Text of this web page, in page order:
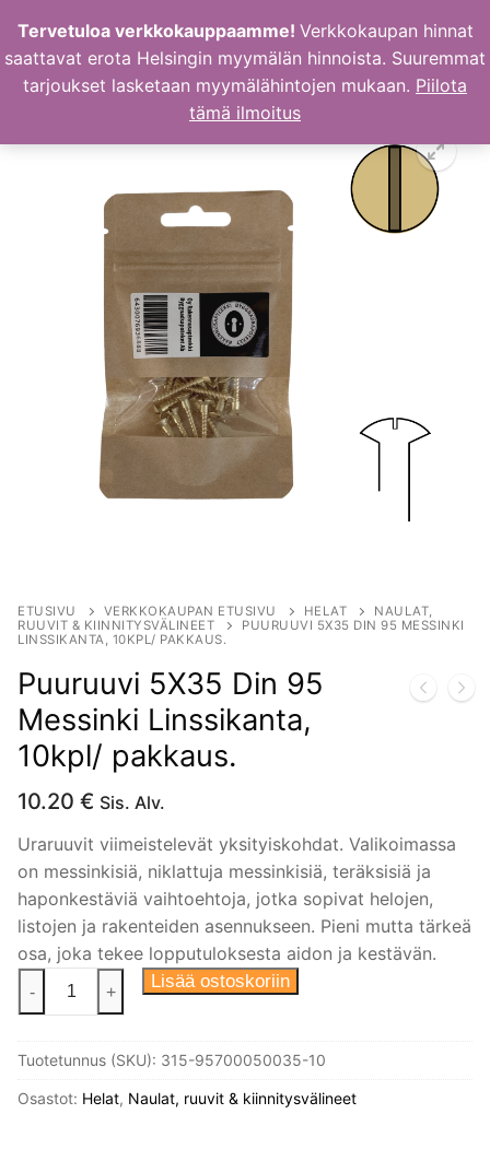
sisältöön
ETUSIVU VERKKOKAUPAN ETUSIVU HELAT
NAULAT,
RUUVIT & KIINNITYSVÄLINEET
PUURUUVI 5X35 DIN 95 MESSINKI
LINSSIKANTA, 10KPL/ PAKKAUS.
Puuruuvi 5X35 Din 95
Messinki Linssikanta,
10kpl/ pakkaus.
10.20 € Sis. Alv.
Uraruuvit viimeistelevät yksityiskohdat. Valikoimassa
on messinkisiä, niklattuja messinkisiä, teräksisiä ja
haponkestäviä vaihtoehtoja, jotka sopivat helojen,
listojen ja rakenteiden asennukseen. Pieni mutta tärkeä
osa, joka tekee lopputuloksesta aidon ja kestävän.
Puuruuvi
5X35
95
Messinki
- + Lisää ostoskoriin
Tuotetunnus (SKU): 315-95700050035-10
Osastot: Helat, Naulat, ruuvit & kiinnitysvälineet
Tervetuloa verkkokauppaamme! Verkkokaupan hinnat
saattavat erota Helsingin myymälän hinnoista. Suuremmat
tarjoukset lasketaan myymälähintojen mukaan. Piilota
tämä ilmoitus